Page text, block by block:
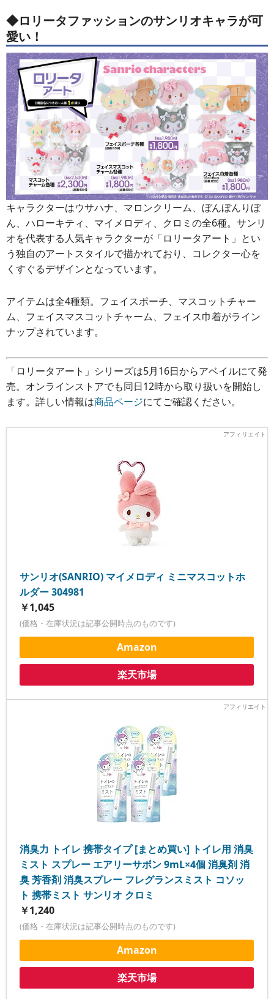
◆ロリータファッションのサンリオキャラが可
愛い！
キャラクターはウサハナ、マロンクリーム、ぼんぼんりぼ
ん、ハローキティ、マイメロディ、クロミの全6種。サンリ
オを代表する人気キャラクターが「ロリータアート」とい
う独自のアートスタイルで描かれており、コレクター心を
くすぐるデザインとなっています。
アイテムは全4種類。フェイスポーチ、マスコットチャー
ム、フェイスマスコットチャーム、フェイス巾着がライン
ナップされています。
「ロリータアート」シリーズは5月16日からアベイルにて発
売。オンラインストアでも同日12時から取り扱いを開始し
ます。詳しい情報は商品ページにてご確認ください。
サンリオ(SANRIO) マイメロディ ミニマスコットホ
ルダー 304981
￥1,045
(価格・在庫状況は記事公開時点のものです)
Amazon
楽天市場
消臭力 トイレ 携帯タイプ [まとめ買い] トイレ用 消臭
ミスト スプレー エアリーサボン 9mL×4個 消臭剤 消
臭 芳香剤 消臭スプレー フレグランスミスト コソッ
ト 携帯ミスト サンリオ クロミ
￥1,240
(価格・在庫状況は記事公開時点のものです)
Amazon
楽天市場